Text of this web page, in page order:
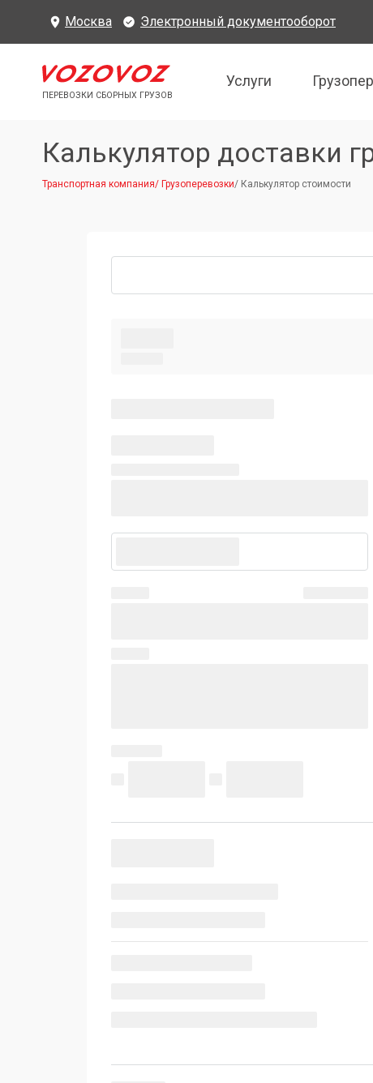
Москва Электронный документооборот
ПЕРЕВОЗКИ СБОРНЫХ ГРУЗОВ
Услуги
Калькулятор доставки
Транспортная компания/ Грузоперевозки/ Калькулятор стоимости